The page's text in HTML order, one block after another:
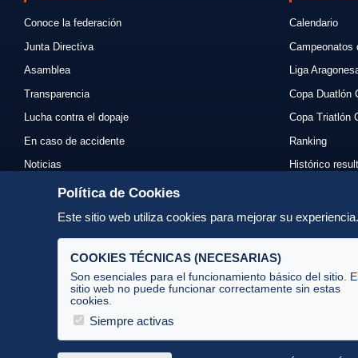
Conoce la federación
Junta Directiva
Asamblea
Transparencia
Lucha contra el dopaje
En caso de accidente
Noticias
Eventos
Enlaces
Calendario
Campeonatos
Liga
Copa Duatlón
Copa Triatlón
Ranking
Histórico
Normativas
Av. José Atarés 101, semisótano. 50018 Zaragoza
976 516 083 ·federacion@triatlonaragon.org
Política de Cookies
Este sitio web utiliza cookies para mejorar su
COOKIES TÉCNICAS (NECESARIAS)
Son esenciales para el funcionamiento básico del sitio. El
sitio web no puede funcionar correctamente sin estas
cookies.
Siempre activas